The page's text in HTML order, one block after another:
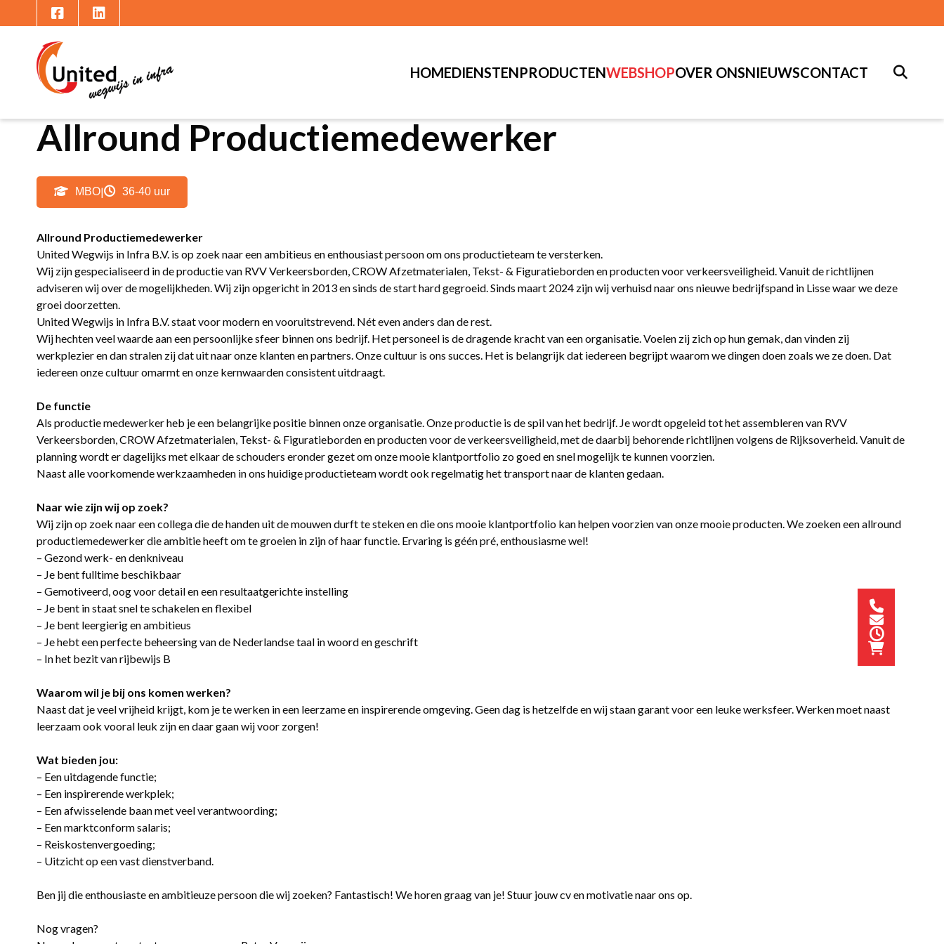
HOMEDIENSTENPRODUCTENWEBSHOPOVER ONSNIEUWSCONTACT
Allround Productiemedewerker
MBO| 36-40 uur
Allround Productiemedewerker
United Wegwijs in Infra B.V. is op zoek naar een ambitieus en enthousiast persoon om ons productieteam te versterken.
Wij zijn gespecialiseerd in de productie van RVV Verkeersborden, CROW Afzetmaterialen, Tekst- & Figuratieborden en producten voor verkeersveiligheid. Vanuit de richtlijnen
adviseren wij over de mogelijkheden. Wij zijn opgericht in 2013 en sinds de start hard gegroeid. Sinds maart 2024 zijn wij verhuisd naar ons nieuwe bedrijfspand in Lisse waar we deze
groei doorzetten.
United Wegwijs in Infra B.V. staat voor modern en vooruitstrevend. Nét even anders dan de rest.
Wij hechten veel waarde aan een persoonlijke sfeer binnen ons bedrijf. Het personeel is de dragende kracht van een organisatie. Voelen zij zich op hun gemak, dan vinden zij
werkplezier en dan stralen zij dat uit naar onze klanten en partners. Onze cultuur is ons succes. Het is belangrijk dat iedereen begrijpt waarom we dingen doen zoals we ze doen. Dat
iedereen onze cultuur omarmt en onze kernwaarden consistent uitdraagt.
De functie
Als productie medewerker heb je een belangrijke positie binnen onze organisatie. Onze productie is de spil van het bedrijf. Je wordt opgeleid tot het assembleren van RVV
Verkeersborden, CROW Afzetmaterialen, Tekst- & Figuratieborden en producten voor de verkeersveiligheid, met de daarbij behorende richtlijnen volgens de Rijksoverheid. Vanuit de
planning wordt er dagelijks met elkaar de schouders eronder gezet om onze mooie klantportfolio zo goed en snel mogelijk te kunnen voorzien.
Naast alle voorkomende werkzaamheden in ons huidige productieteam wordt ook regelmatig het transport naar de klanten gedaan.
Naar wie zijn wij op zoek?
Wij zijn op zoek naar een collega die de handen uit de mouwen durft te steken en die ons mooie klantportfolio kan helpen voorzien van onze mooie producten. We zoeken een allround
productiemedewerker die ambitie heeft om te groeien in zijn of haar functie. Ervaring is géén pré, enthousiasme wel!
– Gezond werk- en denkniveau
– Je bent fulltime beschikbaar
– Gemotiveerd, oog voor detail en een resultaatgerichte instelling
– Je bent in staat snel te schakelen en flexibel
– Je bent leergierig en ambitieus
– Je hebt een perfecte beheersing van de Nederlandse taal in woord en geschrift
– In het bezit van rijbewijs B
Waarom wil je bij ons komen werken?
Naast dat je veel vrijheid krijgt, kom je te werken in een leerzame en inspirerende omgeving. Geen dag is hetzelfde en wij staan garant voor een leuke werksfeer. Werken moet naast
leerzaam ook vooral leuk zijn en daar gaan wij voor zorgen!
Wat bieden jou:
– Een uitdagende functie;
– Een inspirerende werkplek;
– Een afwisselende baan met veel verantwoording;
– Een marktconform salaris;
– Reiskostenvergoeding;
– Uitzicht op een vast dienstverband.
Ben jij die enthousiaste en ambitieuze persoon die wij zoeken? Fantastisch! We horen graag van je! Stuur jouw cv en motivatie naar ons op.
Nog vragen?